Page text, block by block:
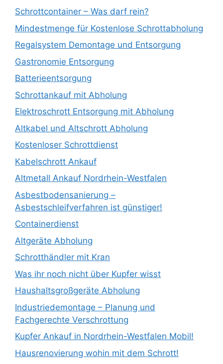
Schrottcontainer – Was darf rein?
Mindestmenge für Kostenlose Schrottabholung
Regalsystem Demontage und Entsorgung
Gastronomie Entsorgung
Batterieentsorgung
Schrottankauf mit Abholung
Elektroschrott Entsorgung mit Abholung
Altkabel und Altschrott Abholung
Kostenloser Schrottdienst
Kabelschrott Ankauf
Altmetall Ankauf Nordrhein-Westfalen
Asbestbodensanierung –
Asbestschleifverfahren ist günstiger!
Containerdienst
Altgeräte Abholung
Schrotthändler mit Kran
Was ihr noch nicht über Kupfer wisst
Haushaltsgroßgeräte Abholung
Industriedemontage – Planung und
Fachgerechte Verschrottung
Kupfer Ankauf in Nordrhein-Westfalen Mobil!
Hausrenovierung wohin mit dem Schrott!